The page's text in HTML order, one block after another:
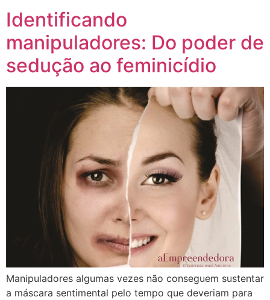
Identificando
manipuladores: Do poder de
sedução ao feminicídio
Manipuladores algumas vezes não conseguem sustentar
a máscara sentimental pelo tempo que deveriam para